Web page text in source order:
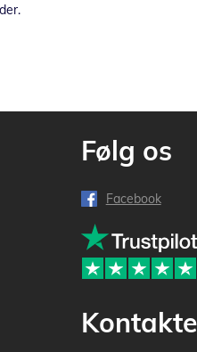
Følg os
Facebook